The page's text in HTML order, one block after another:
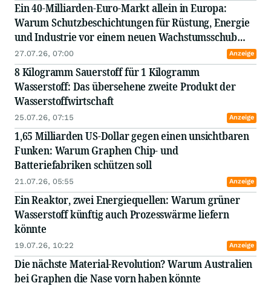
Ein 40-Milliarden-Euro-Markt allein in Europa:
Warum Schutzbeschichtungen für Rüstung, Energie
und Industrie vor einem neuen Wachstumsschub
stehen – und Sparc Technologies profitieren könnte
27.07.26, 07:00 Anzeige
8 Kilogramm Sauerstoff für 1 Kilogramm
Wasserstoff: Das übersehene zweite Produkt der
Wasserstoffwirtschaft
25.07.26, 07:15 Anzeige
1,65 Milliarden US-Dollar gegen einen unsichtbaren
Funken: Warum Graphen Chip- und
Batteriefabriken schützen soll
21.07.26, 05:55 Anzeige
Ein Reaktor, zwei Energiequellen: Warum grüner
Wasserstoff künftig auch Prozesswärme liefern
könnte
19.07.26, 10:22 Anzeige
Die nächste Material-Revolution? Warum Australien
bei Graphen die Nase vorn haben könnte